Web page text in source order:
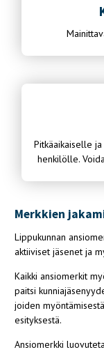
Pitkäaikaiselle
henkilölle.
Merkkien
Lippukunnan
aktiiviset jäsenet ja
Kaikki ansiomerkit
paitsi
joiden
esityksestä.
Ansiomerkki